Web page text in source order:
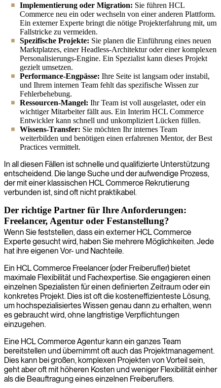
Implementierung oder Migration: Sie führen HCL
Commerce neu ein oder wechseln von einer anderen Plattform.
Ein externer Experte bringt die nötige Projekterfahrung mit, um
Fallstricke zu vermeiden.
Spezifische Projekte: Sie planen die Einführung eines neuen
Marktplatzes, einer Headless-Architektur oder einer komplexen
Personalisierungs-Engine. Ein Spezialist kann dieses Projekt
gezielt umsetzen.
Performance-Engpässe: Ihre Seite ist langsam oder instabil,
und Ihrem internen Team fehlt das spezifische Wissen zur
Fehlerbehebung.
Ressourcen-Mangel: Ihr Team ist voll ausgelastet, oder ein
wichtiger Mitarbeiter fällt aus. Ein Interim HCL Commerce
Entwickler kann schnell und unkompliziert Lücken füllen.
Wissens-Transfer: Sie möchten Ihr internes Team
weiterbilden und benötigen einen erfahrenen Mentor, der Best
Practices vermittelt.
In all diesen Fällen ist schnelle und qualifizierte Unterstützung
entscheidend. Die lange Suche und der aufwendige Prozess,
der mit einer klassischen HCL Commerce Rekrutierung
verbunden ist, sind oft nicht praktikabel.
Der richtige Partner für Ihre Anforderungen:
Freelancer, Agentur oder Festanstellung?
Wenn Sie feststellen, dass ein externer HCL Commerce
Experte gesucht wird, haben Sie mehrere Möglichkeiten. Jede
hat ihre eigenen Vor- und Nachteile.
Ein HCL Commerce Freelancer (oder Freiberufler) bietet
maximale Flexibilität und Fachexpertise. Sie engagieren einen
einzelnen Spezialisten für einen definierten Zeitraum oder ein
konkretes Projekt. Dies ist oft die kosteneffizienteste Lösung,
um hochspezialisiertes Wissen genau dann zu erhalten, wenn
es gebraucht wird, ohne langfristige Verpflichtungen
einzugehen.
Eine HCL Commerce Agentur kann ein ganzes Team
bereitstellen und übernimmt oft auch das Projektmanagement.
Dies kann bei großen, komplexen Projekten von Vorteil sein,
geht aber oft mit höheren Kosten und weniger Flexibilität einher
als die Beauftragung eines einzelnen Freiberuflers.